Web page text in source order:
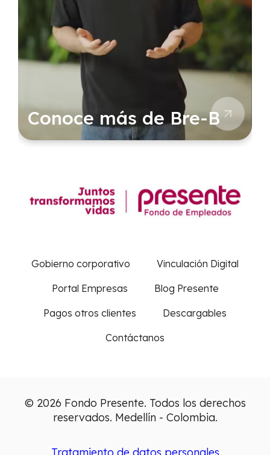
Conoce más de Bre-B
Gobierno corporativo Vinculación Digital
Portal Empresas Blog Presente
Pagos otros clientes Descargables
Contáctanos
© 2026 Fondo Presente. Todos los derechos
reservados. Medellín - Colombia.
Tratamiento de datos personales